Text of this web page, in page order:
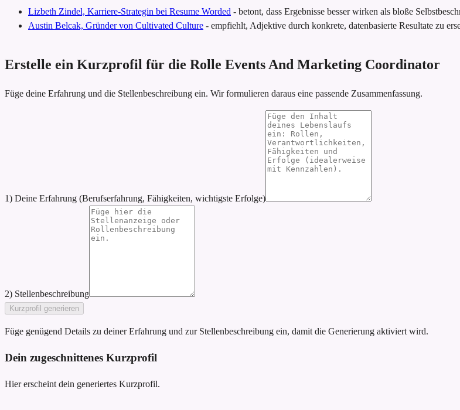
Lizbeth Zindel, Karriere-Strategin bei Resume Worded - betont, dass Ergebnisse besser wirken als bloße
Austin Belcak, Gründer von Cultivated Culture - empfiehlt, Adjektive durch konkrete, datenbasierte Resultate zu
Erstelle ein Kurzprofil für die Rolle Events And Marketing Coordinator
Füge deine Erfahrung und die Stellenbeschreibung ein. Wir formulieren daraus eine passende Zusammenfassung.
1) Deine Erfahrung (Berufserfahrung, Fähigkeiten, wichtigste Erfolge)
2) Stellenbeschreibung
Kurzprofil generieren
Füge genügend Details zu deiner Erfahrung und zur Stellenbeschreibung ein, damit die Generierung aktiviert wird.
Dein zugeschnittenes Kurzprofil
Hier erscheint dein generiertes Kurzprofil.